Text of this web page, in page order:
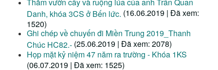
Thăm vườn cây và ruộng lúa của anh Trần Quan
Danh, khóa 3CS ở Bến lức. (16.06.2019 | Đã xem:
1520)
Ghi chép về chuyến đi Miền Trung 2019_Thanh
Chúc HC82.- (25.06.2019 | Đã xem: 2078)
Họp mặt kỷ niệm 47 năm ra trường - Khóa 1KS
(06.07.2019 | Đã xem: 1525)